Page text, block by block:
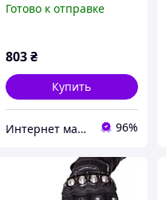
Готово к отправке
803₴
Купить
Интернет магазин SportOK 96%